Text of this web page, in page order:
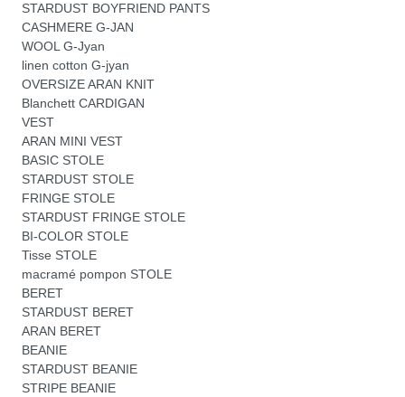
STARDUST BOYFRIEND PANTS
CASHMERE G-JAN
WOOL G-Jyan
linen cotton G-jyan
OVERSIZE ARAN KNIT
Blanchett CARDIGAN
VEST
ARAN MINI VEST
BASIC STOLE
STARDUST STOLE
FRINGE STOLE
STARDUST FRINGE STOLE
BI-COLOR STOLE
Tisse STOLE
macramé pompon STOLE
BERET
STARDUST BERET
ARAN BERET
BEANIE
STARDUST BEANIE
STRIPE BEANIE